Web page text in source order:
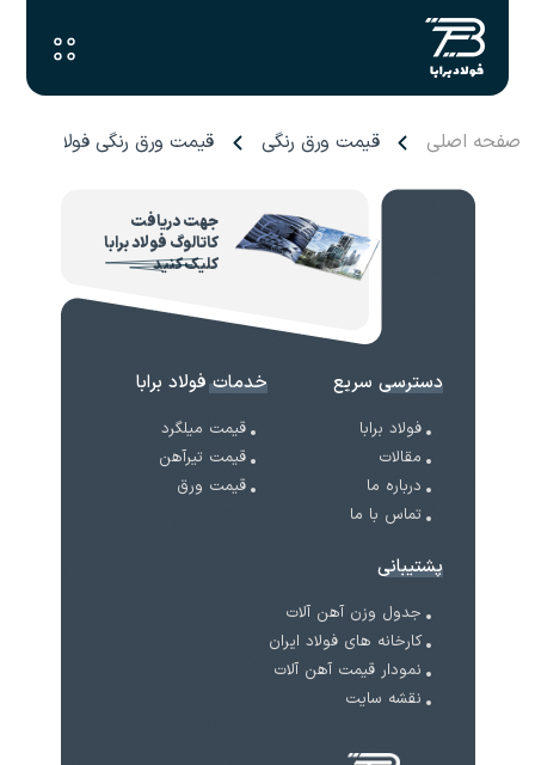
صفحه اصلی قیمت ورق رنگی قیمت ورق رنگی فولاد
جهت دریافت
کاتالوگ فولاد برابا
کلیک کنید
دسترسی سریع
فولاد برابا
مقالات
درباره ما
تماس با ما
خدمات فولاد برابا
قیمت میلگرد
قیمت تیرآهن
قیمت ورق
پشتیبانی
جدول وزن آهن آلات
کارخانه های فولاد ایران
نمودار قیمت آهن آلات
نقشه سایت